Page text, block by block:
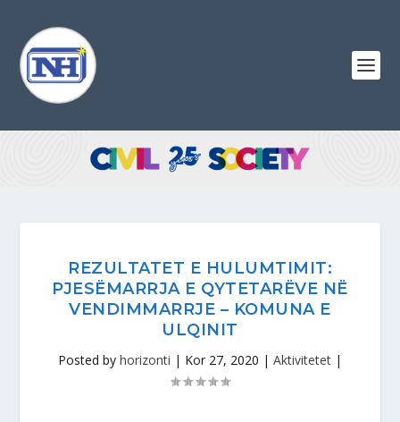
REZULTATET E HULUMTIMIT:
PJESËMARRJA E QYTETARËVE NË
VENDIMMARRJE – KOMUNA E
ULQINIT
Posted by horizonti | Kor 27, 2020 | Aktivitetet |